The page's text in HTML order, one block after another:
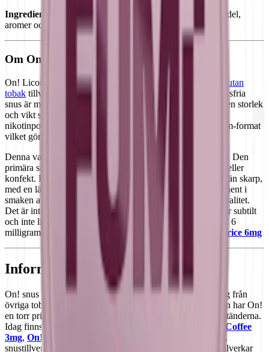
Ingredienser:
fyllnadsmedel, smakförstärkare, sötningsmedel,
aromer och nikotin.
Om On! Licorice 3mg Mini
On! Licorice med tre milligram nikotin per prilla.
Vitt snus utan
tobak tillverkat av Helix Sweden AB i Sverige. Detta tobaksfria
snus är mycket mindre än konventionella snus i påsa, med en storlek
och vikt som är ungefär 65% mindre än vanligt snus. On!
nikotinportioner är också cirka 45% lättare än vitt snus i slim-format
vilket gör dem både milda och diskreta.
Denna variant av
har en unik och komplext smak. Den
primära smaken är söt, men inte på samma sätt som socker eller
konfekt. Den har en djup, robust sötma som är mer rundad än skarp,
med en lätt bitter underton. En annan karakteristisk komponent i
smaken av lakrits är dess aningen skarpa, nästan mintiga kvalitet.
Det är inte helt olikt eukalyptus eller mentol, men det är mer subtilt
och inte lika överväldigande. On! Licorice finns också med 6
milligram nikotin per prilla. Läs mer om den här:
On! Licorice 6mg
Information om varumärket On!
On! snus är ett vitt snus helt utan tobakvars prilla skiljer sig från
övriga tobaksfria prillor. Till skillnad från andra varumärken har On!
en torr prilla. Det innebär att den varken rinner eller färgar tänderna.
Idag finns On! i över 10 varianter. Bland dessa finns:
On! Coffee
3mg, On! Mint 6mg
. Helix,
snustillverkaren som ligger bakom denna vita miniprilla, tillverkar